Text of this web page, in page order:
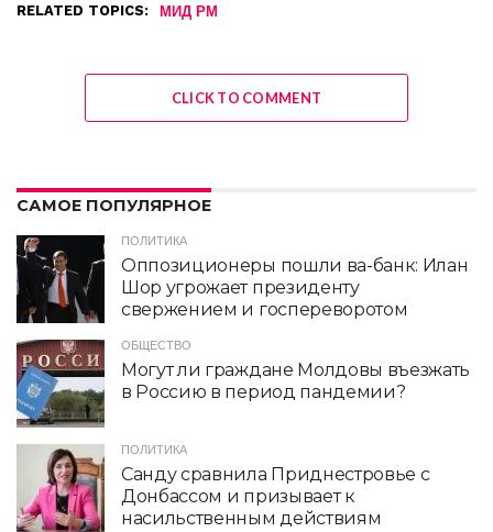
RELATED TOPICS: МИД РМ
CLICK TO COMMENT
САМОЕ ПОПУЛЯРНОЕ
ПОЛИТИКА
Оппозиционеры пошли ва-банк: Илан
Шор угрожает президенту
свержением и госпереворотом
ОБЩЕСТВО
Могут ли граждане Молдовы въезжать
в Россию в период пандемии?
ПОЛИТИКА
Санду сравнила Приднестровье с
Донбассом и призывает к
насильственным действиям